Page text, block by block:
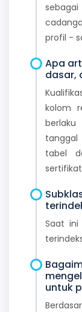
profil -
Apa
dasar,
kolom
tabel
Saat ini
untuk